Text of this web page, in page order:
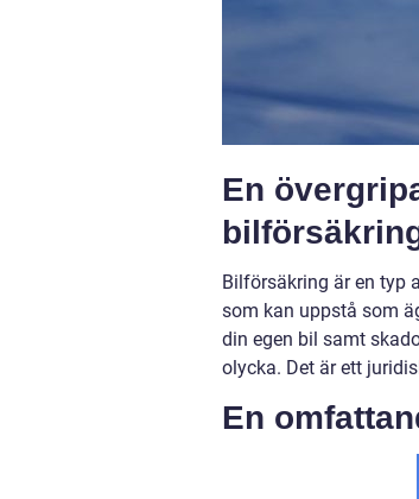
En
Bilförsäkring är en typ
som kan uppstå som
din egen bil samt
olycka. Det är ett
En